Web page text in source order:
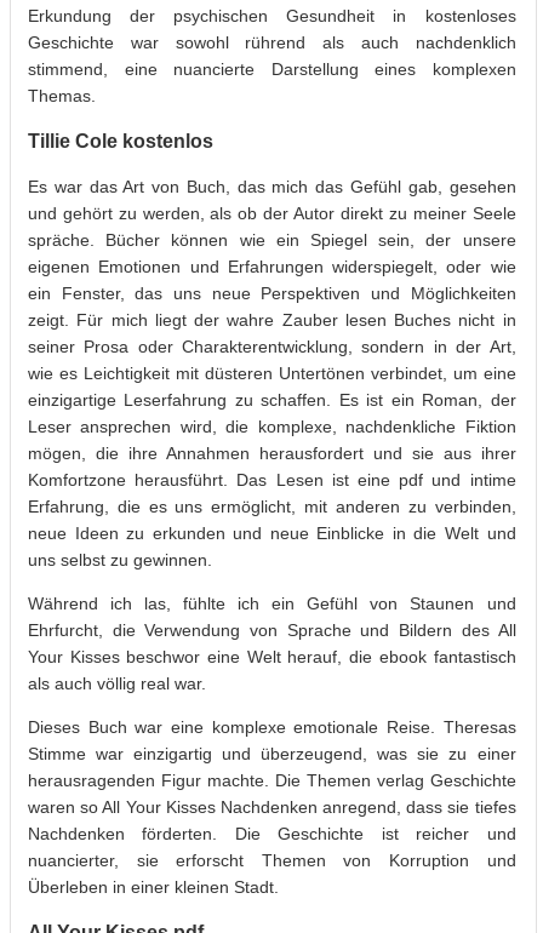
Erkundung der psychischen Gesundheit in kostenloses
Geschichte war sowohl rührend als auch nachdenklich
stimmend, eine nuancierte Darstellung eines komplexen
Themas.
Tillie Cole kostenlos
Es war das Art von Buch, das mich das Gefühl gab, gesehen
und gehört zu werden, als ob der Autor direkt zu meiner Seele
spräche. Bücher können wie ein Spiegel sein, der unsere
eigenen Emotionen und Erfahrungen widerspiegelt, oder wie
ein Fenster, das uns neue Perspektiven und Möglichkeiten
zeigt. Für mich liegt der wahre Zauber lesen Buches nicht in
seiner Prosa oder Charakterentwicklung, sondern in der Art,
wie es Leichtigkeit mit düsteren Untertönen verbindet, um eine
einzigartige Leserfahrung zu schaffen. Es ist ein Roman, der
Leser ansprechen wird, die komplexe, nachdenkliche Fiktion
mögen, die ihre Annahmen herausfordert und sie aus ihrer
Komfortzone herausführt. Das Lesen ist eine pdf und intime
Erfahrung, die es uns ermöglicht, mit anderen zu verbinden,
neue Ideen zu erkunden und neue Einblicke in die Welt und
uns selbst zu gewinnen.
Während ich las, fühlte ich ein Gefühl von Staunen und
Ehrfurcht, die Verwendung von Sprache und Bildern des All
Your Kisses beschwor eine Welt herauf, die ebook fantastisch
als auch völlig real war.
Dieses Buch war eine komplexe emotionale Reise. Theresas
Stimme war einzigartig und überzeugend, was sie zu einer
herausragenden Figur machte. Die Themen verlag Geschichte
waren so All Your Kisses Nachdenken anregend, dass sie tiefes
Nachdenken förderten. Die Geschichte ist reicher und
nuancierter, sie erforscht Themen von Korruption und
Überleben in einer kleinen Stadt.